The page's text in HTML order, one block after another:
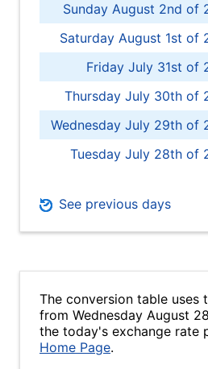
Sunday August 2nd of
Saturday August 1st of
Friday July 31st of
Thursday July 30th of
Wednesday July 29th of
Tuesday July 28th of
See previous days
The conversion table uses
from Wednesday August
the today's exchange rate
Home Page.